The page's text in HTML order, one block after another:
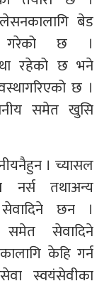
बेड
गरेको छ ।
रहेको छ भने
छ ।
समेत खुसि
। च्यासल
तथाअन्य
सेवादिने छन ।
समेत सेवादिने
केहि गर्न
स्वयंसेवीका